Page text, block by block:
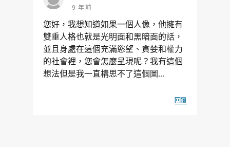
9 年前
您好，我想知道如果一個人像，他擁有
雙重人格也就是光明面和黑暗面的話，
並且身處在這個充滿慾望、貪婪和權力
的社會裡，您會怎麼呈現呢？我有這個
想法但是我一直構思不了這個圖...
回覆